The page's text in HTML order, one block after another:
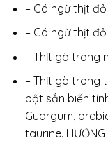
– Cá ngừ thịt
– Cá ngừ thịt
– Thịt gà trong
– Thịt gà trong
bột sắn biến
Guargum,
taurine. HƯỚNG